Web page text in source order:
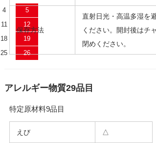
保存方法
直射日光・高温多湿を
ください。開封後はチ
閉めください。
アレルギー物質29品目
特定原材料9品目
えび △
4
5
11
12
18
19
25
26